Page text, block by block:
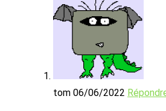
tom 06/06/2022